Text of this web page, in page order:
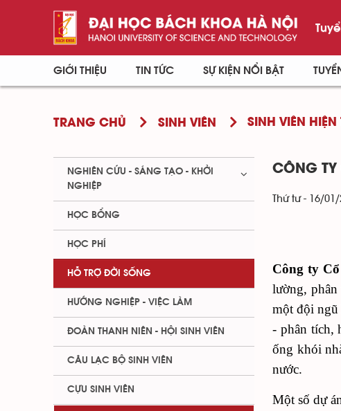
GIỚI THIỆU TIN TỨC SỰ KIỆN NỔI BẬT
TRANG CHỦ SINH VIÊN SINH VIÊN HIỆN
CÔNG TY
Thứ tư - 16/
Công ty
lường,
một đội ngũ
- phân tích,
ống khói
nước.
Một số dự
NGHIÊN CỨU - SÁNG TẠO - KHỞI
NGHIỆP
HỌC BỔNG
HỌC PHÍ
HỖ TRỢ ĐỜI SỐNG
HƯỚNG NGHIỆP - VIỆC LÀM
ĐOÀN THANH NIÊN - HỘI SINH VIÊN
CÂU LẠC BỘ SINH VIÊN
CỰU SINH VIÊN